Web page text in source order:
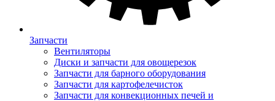
Запчасти
Вентиляторы
Диски и запчасти для овощерезок
Запчасти для барного оборудования
Запчасти для картофелечисток
Запчасти для конвекционных печей и